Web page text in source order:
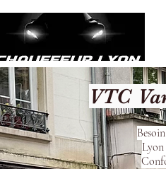
VTC
Lyon